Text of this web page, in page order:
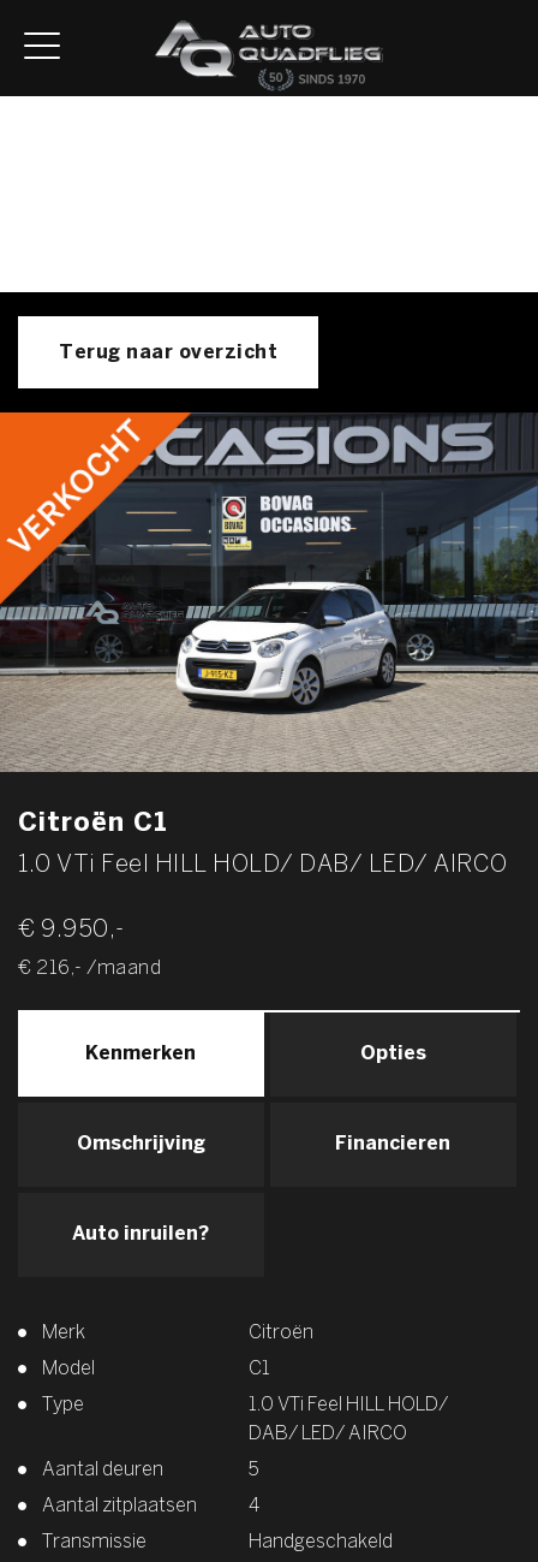
Terug naar overzicht
Citroën C1
1.0 VTi Feel HILL HOLD/ DAB/ LED/ AIRCO
€ 9.950,-
€ 216,- /maand
Kenmerken Opties
Omschrijving Financieren
Auto inruilen?
Merk
Citroën
Model
C1
Type
1.0 VTi Feel HILL HOLD/
DAB/ LED/ AIRCO
Aantal deuren
5
Aantal zitplaatsen
4
Transmissie
Handgeschakeld